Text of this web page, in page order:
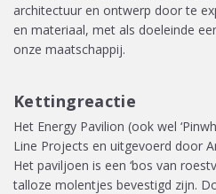
architectuur en ontwerp door te
en materiaal, met als doeleinde
onze maatschappij.
Kettingreactie
Het Energy Pavilion (ook wel
Line Projects en uitgevoerd door
Het paviljoen is een ‘bos van
talloze molentjes bevestigd zijn.